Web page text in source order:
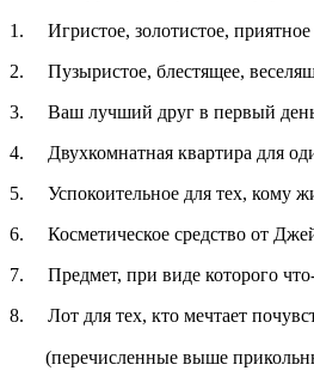
1. Игристое, золотистое,
2. Пузыристое, блестящее,
3. Ваш лучший друг в первый день
4. Двухкомнатная квартира для
5. Успокоительное для тех, кому
6. Косметическое средство от
7. Предмет, при виде которого что-
8. Лот для тех, кто мечтает
(перечисленные выше